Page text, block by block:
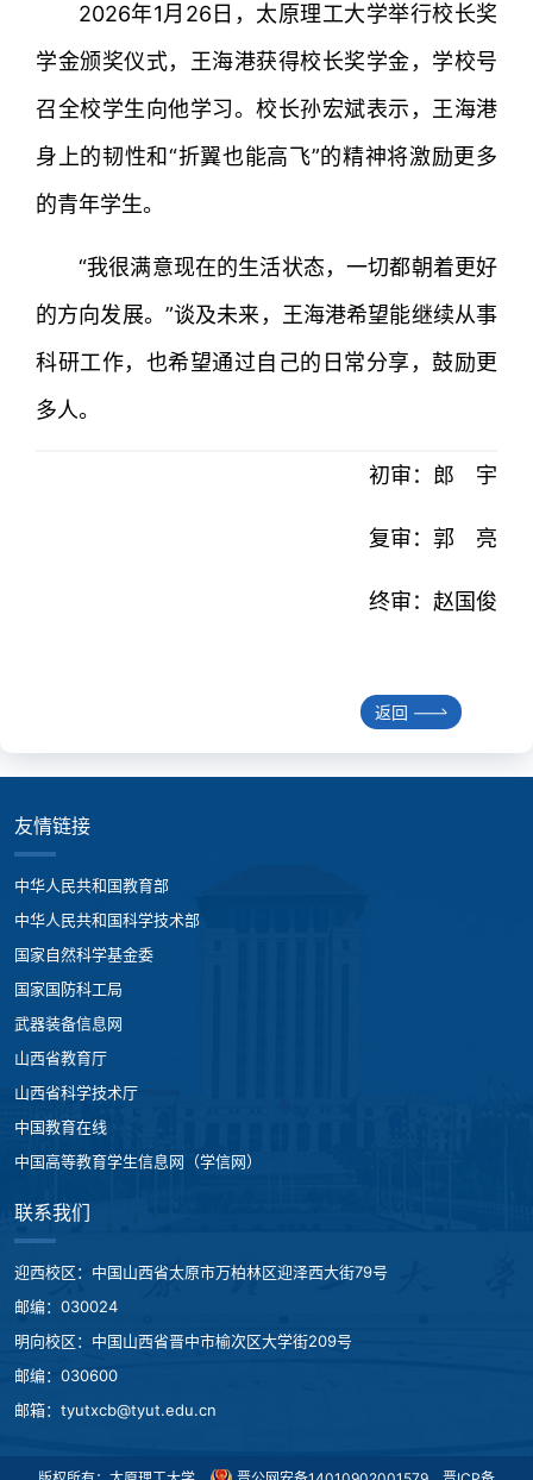
2026年1月26日，太原理工大学举行校长奖
学金颁奖仪式，王海港获得校长奖学金，学校号
召全校学生向他学习。校长孙宏斌表示，王海港
身上的韧性和“折翼也能高飞”的精神将激励更多
的青年学生。
“我很满意现在的生活状态，一切都朝着更好
的方向发展。”谈及未来，王海港希望能继续从事
科研工作，也希望通过自己的日常分享，鼓励更
多人。
初审：郎 宇
复审：郭 亮
终审：赵国俊
返回
友情链接
中华人民共和国教育部
中华人民共和国科学技术部
国家自然科学基金委
国家国防科工局
武器装备信息网
山西省教育厅
山西省科学技术厅
中国教育在线
中国高等教育学生信息网（学信网）
联系我们
迎西校区：中国山西省太原市万柏林区迎泽西大街79号
邮编：030024
明向校区：中国山西省晋中市榆次区大学街209号
邮编：030600
邮箱：tyutxcb@tyut.edu.cn